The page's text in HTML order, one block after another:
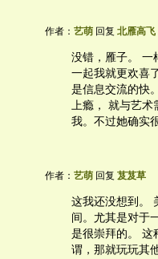
作者： 艺萌 回复 北雁高飞
没错，雁子。 一
一起我就更欢喜
是信息交流的快
上瘾， 就与艺术
我。不过她确实
作者： 艺萌 回复 芨芨草
这我还没想到。
间。尤其是对于
是很崇拜的。 这
谓，那就玩玩其